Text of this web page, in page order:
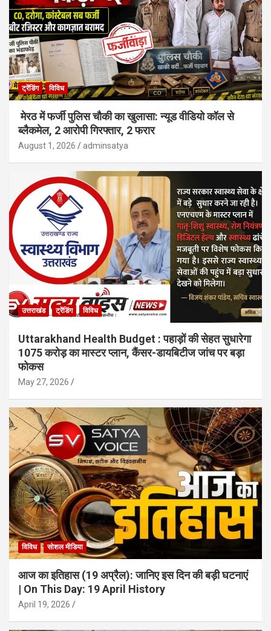
ट्रेंडिंग विविध
मेरठ में फर्जी पुलिस चौकी का खुलासा: न्यूड वीडियो कॉल से
ब्लैकमेल, 2 आरोपी गिरफ्तार, 2 फरार
August 1, 2026 adminsatya
उत्तराखंड ट्रेंडिंग विविध
Uttarakhand Health Budget : पहाड़ों की सेहत सुधारेगा
1075 करोड़ का मास्टर प्लान, कैंसर-डायबिटीज जांच पर बड़ा
फोकस
May 27, 2026
विविध सोशल मीडिया
आज का इतिहास (19 अप्रैल): जानिए इस दिन की बड़ी घटनाएं
| On This Day: 19 April History
April 19, 2026